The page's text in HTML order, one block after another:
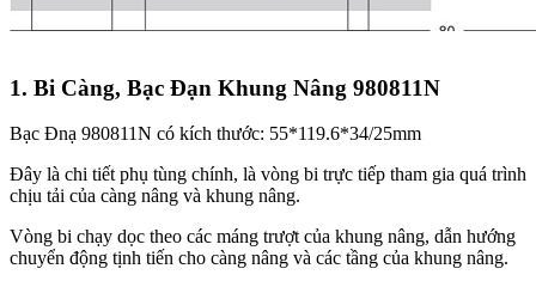
1. Bi Càng, Bạc Đạn Khung Nâng 980811N
Bạc Đnạ 980811N có kích thước: 55*119.6*34/25mm
Đây là chi tiết phụ tùng chính, là vòng bi trực tiếp tham gia quá trình
chịu tải của càng nâng và khung nâng.
Vòng bi chạy dọc theo các máng trượt của khung nâng, dẫn hướng
chuyển động tịnh tiến cho càng nâng và các tầng của khung nâng.